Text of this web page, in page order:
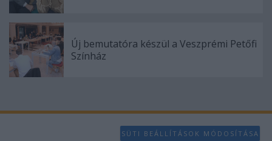
Új bemutatóra készül a Veszprémi Petőfi
Színház
SÜTI BEÁLLÍTÁSOK MÓDOSÍTÁSA